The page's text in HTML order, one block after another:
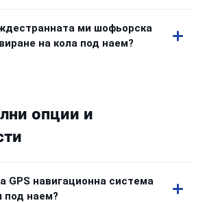
ми шофьорска
на кола под наем?
опции и
GPS навигационна система
под наем?